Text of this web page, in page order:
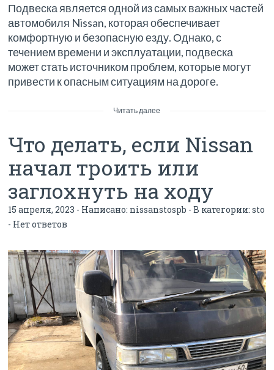
Подвеска является одной из самых важных частей
автомобиля Nissan, которая обеспечивает
комфортную и безопасную езду. Однако, с
течением времени и эксплуатации, подвеска
может стать источником проблем, которые могут
привести к опасным ситуациям на дороге.
Читать далее
Что делать, если Nissan
начал троить или
заглохнуть на ходу
15 апреля, 2023 - Написано: nissanstospb - В категории:sto
- Нет ответов